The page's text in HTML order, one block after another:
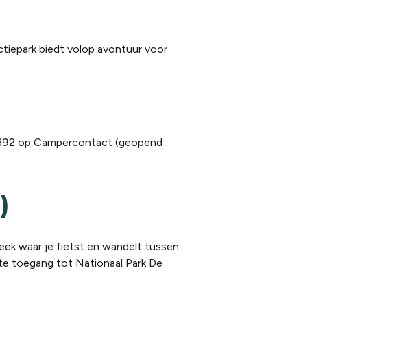
biedt volop avontuur voor
op Campercontact (geopend
waar je fietst en wandelt tussen
toegang tot Nationaal Park De